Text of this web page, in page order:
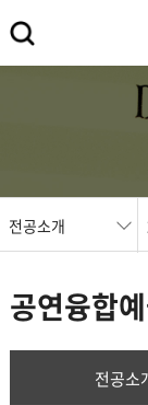
전공소개
공연융합
전공소